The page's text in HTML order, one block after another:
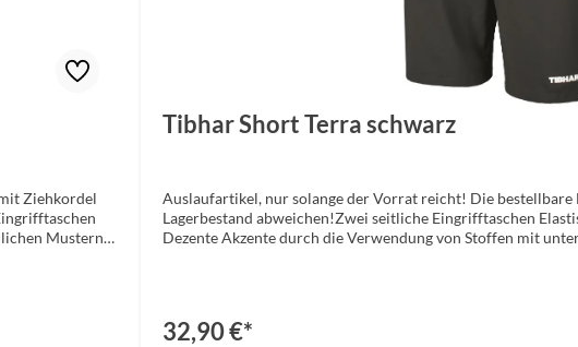
Ziehkordel
Mustern
Tibhar Short Terra schwarz
Auslaufartikel, nur solange der Vorrat reicht! Die bestellbare
Lagerbestand abweichen!Zwei seitliche Eingrifftaschen
Dezente Akzente durch die Verwendung von Stoffen mit
32,90 €*